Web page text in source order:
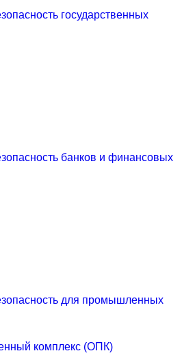
государственных
банков и финансовых
для промышленных
комплекс (ОПК)